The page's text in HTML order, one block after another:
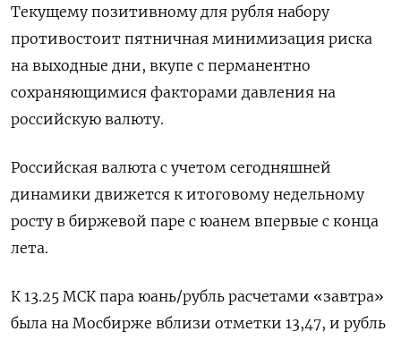
Текущему позитивному для рубля набору
противостоит пятничная минимизация риска
на выходные дни, вкупе с перманентно
сохраняющимися факторами давления на
российскую валюту.
Российская валюта с учетом сегодняшней
динамики движется к итоговому недельному
росту в биржевой паре с юанем впервые с конца
лета.
К 13.25 МСК пара юань/рубль расчетами «завтра»
была на Мосбирже вблизи отметки 13,47, и рубль